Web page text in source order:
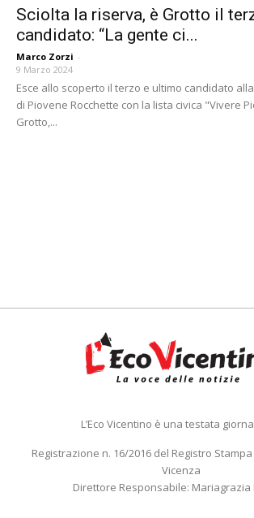
Sciolta la riserva, è Grotto il
candidato: “La gente ci...
Marco Zorzi -
9 Marzo 2024
Esce allo scoperto il terzo e ultimo candidato
di Piovene Rocchette con la lista civica "Vivere
Grotto,...
L’Eco Vicentino è una testata
Registrazione n. 16/2016 del Registro
Vicenza
Direttore Responsabile: Mariagrazia